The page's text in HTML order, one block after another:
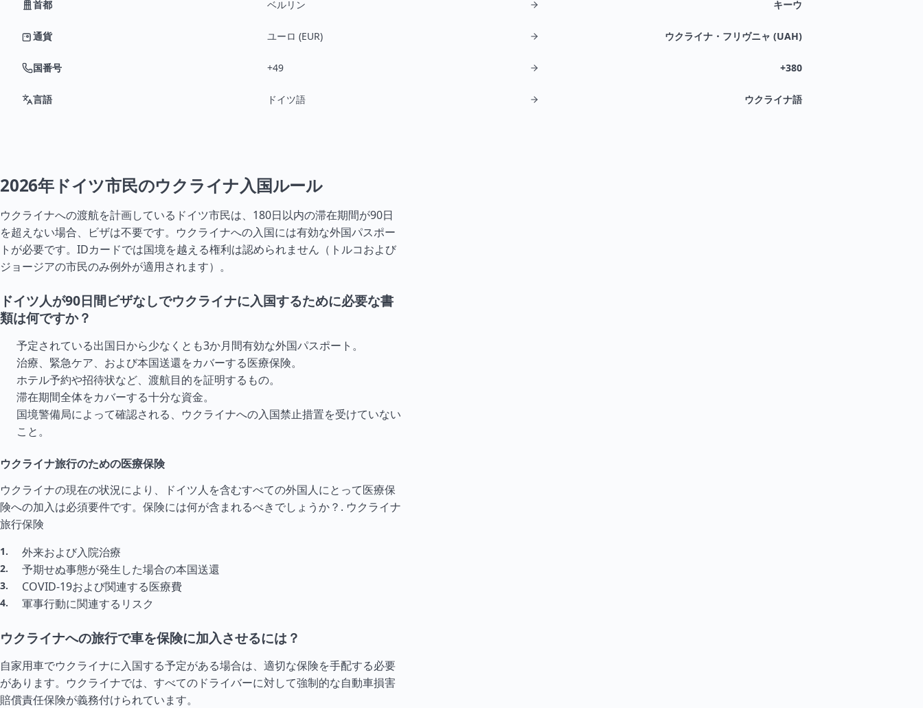
首都 ベルリン キーウ
通貨 ユーロ (EUR) ウクライナ・フリヴニャ (UAH)
国番号 +49 +380
言語 ドイツ語 ウクライナ語
2026年ドイツ市民のウクライナ入国ルール
ウクライナへの渡航を計画しているドイツ市民は、180日以内の滞在期間が90日
を超えない場合、ビザは不要です。ウクライナへの入国には有効な外国パスポー
トが必要です。IDカードでは国境を越える権利は認められません（ トルコおよび
ジョージアの市民のみ例外が適用されます）。
ドイツ人が90日間ビザなしでウクライナに入国するために必要な書
類は何ですか？
予定されている出国日から少なくとも3か月間有効な外国パスポート。
治療、緊急ケア、および本国送還をカバーする医療保険。
ホテル予約や招待状など、渡航目的を証明するもの。
滞在期間全体をカバーする十分な資金。
国境警備局によって確認される、ウクライナへの入国禁止措置を受けていない
こと。
ウクライナ旅行のための医療保険
ウクライナの現在の状況により、ドイツ人を含むすべての外国人にとって医療保
険への加入は必須要件です。保険には何が含まれるべきでしょうか？. ウクライナ
旅行保険
外来および入院治療
予期せぬ事態が発生した場合の本国送還
COVID-19および関連する医療費
軍事行動に関連するリスク
ウクライナへの旅行で車を保険に加入させるには？
自家用車でウクライナに入国する予定がある場合は、適切な保険を手配する必要
があります。ウクライナでは、すべてのドライバーに対して強制的な自動車損害
賠償責任保険が義務付けられています。